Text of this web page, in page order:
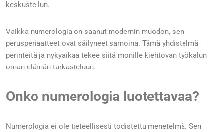
keskustellun.
Vaikka numerologia on saanut modernin muodon, sen
perusperiaatteet ovat säilyneet samoina. Tämä yhdistelmä
perinteitä ja nykyaikaa tekee siitä monille kiehtovan työkalun
oman elämän tarkasteluun.
Onko numerologia luotettavaa?
Numerologia ei ole tieteellisesti todistettu menetelmä. Sen